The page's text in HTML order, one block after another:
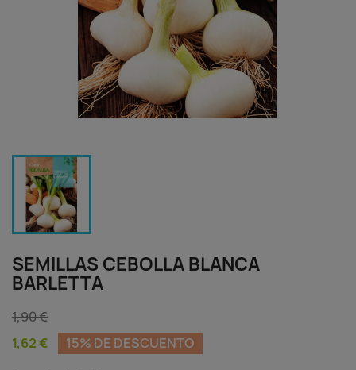
SEMILLAS CEBOLLA BLANCA
BARLETTA
1,90 €
1,62 €
15% DE DESCUENTO